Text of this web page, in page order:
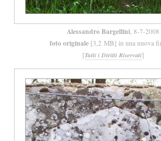
Alessandro Bargellini, 8-7-2008
foto originale [3,2 MB] in una nuova
[Tutti i Diritti Riservati]